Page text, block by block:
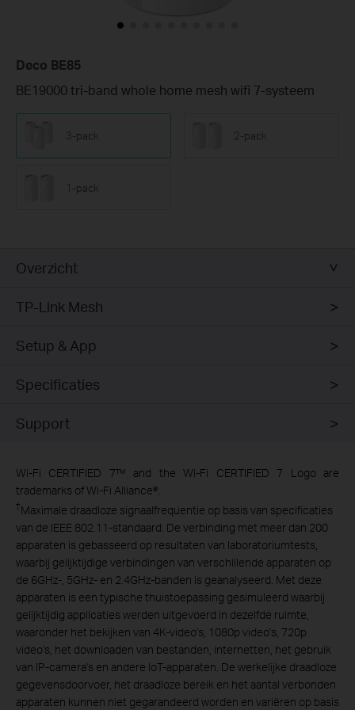
Deco BE85
BE19000 tri-band whole home mesh wifi 7-systeem
3-pack 2-pack
1-pack
Overzicht
TP-Link Mesh
Setup & App
Specificaties
Support
Wi-Fi CERTIFIED 7™ and the Wi-Fi CERTIFIED 7 Logo are
trademarks of Wi-Fi Alliance®.
†Maximale draadloze signaalfrequentie op basis van specificaties
van de IEEE 802.11-standaard. De verbinding met meer dan 200
apparaten is gebasseerd op resultaten van laboratoriumtests,
waarbij gelijktijdige verbindingen van verschillende apparaten op
de 6GHz-, 5GHz- en 2.4GHz-banden is geanalyseerd. Met deze
apparaten is een typische thuistoepassing gesimuleerd waarbij
gelijktijdig applicaties werden uitgevoerd in dezelfde ruimte,
waaronder het bekijken van 4K-video's, 1080p video's, 720p
video's, het downloaden van bestanden, internetten, het gebruik
van IP-camera's en andere IoT-apparaten. De werkelijke draadloze
gegevensdoorvoer, het draadloze bereik en het aantal verbonden
apparaten kunnen niet gegarandeerd worden en variëren op basis